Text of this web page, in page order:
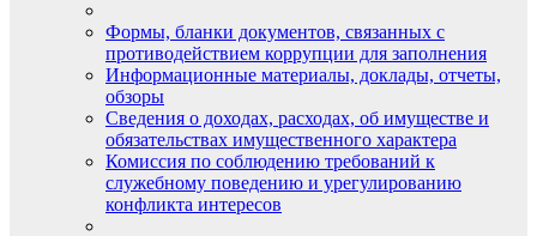
Формы, бланки документов, связанных с
противодействием коррупции для заполнения
Информационные материалы, доклады, отчеты,
обзоры
Сведения о доходах, расходах, об имуществе и
обязательствах имущественного характера
Комиссия по соблюдению требований к
служебному поведению и урегулированию
конфликта интересов